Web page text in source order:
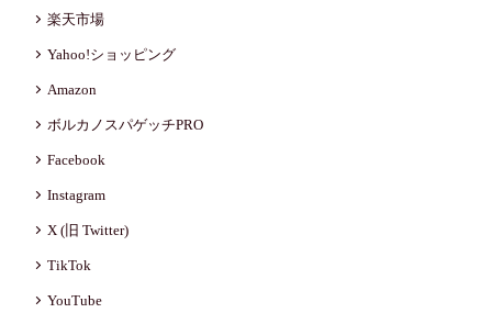
楽天市場
Yahoo!ショッピング
Amazon
ボルカノスパゲッチPRO
Facebook
Instagram
X (旧 Twitter)
TikTok
YouTube